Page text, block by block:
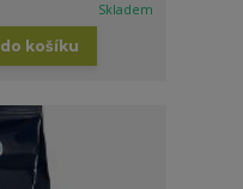
Skladem
košíku